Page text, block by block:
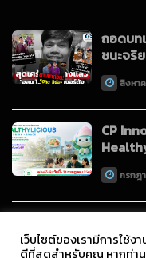
ถอดบท
ชนะจริ
สิงหา
CP
กรกฎ
เว็บไซต์ของเรามีการใช้
ดีที่สุดสำหรับคุณ หากท่าน